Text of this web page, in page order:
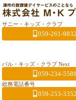
サニー・キッズ・クラブ
059-261-9832
パル・キッズ・クラブ Next
059-234-5588
総務電話番号
059-253-3352